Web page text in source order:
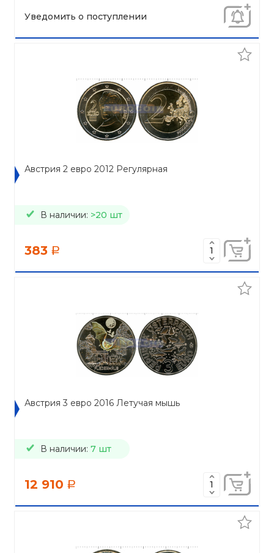
Уведомить о поступлении
Австрия 2 евро 2012 Регулярная
В наличии: >20 шт
383 a
Австрия 3 евро 2016 Летучая мышь
В наличии: 7 шт
12 910 a